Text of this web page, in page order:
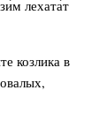
лехата́т
козлика в